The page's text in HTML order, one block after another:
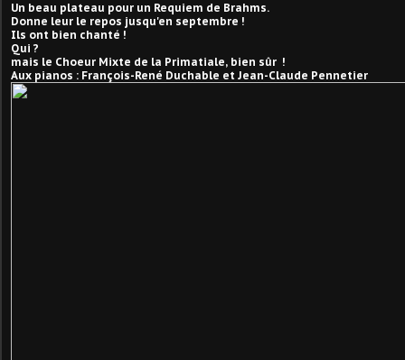
Un beau plateau pour un Requiem de Brahms.
Donne leur le repos jusqu'en septembre !
Ils ont bien chanté !
Qui ?
mais le Choeur Mixte de la Primatiale, bien sûr !
Aux pianos : François-René Duchable et Jean-Claude Pennetier